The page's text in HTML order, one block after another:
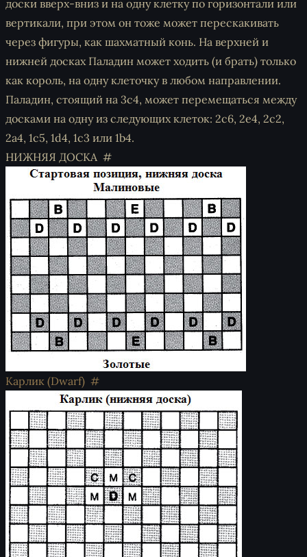
доски вверх-вниз и на одну клетку по горизонтали или
вертикали, при этом он тоже может перескакивать
через фигуры, как шахматный конь. На верхней и
нижней досках Паладин может ходить (и брать) только
как король, на одну клеточку в любом направлении.
Паладин, стоящий на 3c4, может перемещаться между
досками на одну из следующих клеток: 2c6, 2e4, 2c2,
2a4, 1c5, 1d4, 1c3 или 1b4.
НИЖНЯЯ ДОСКА
Карлик (Dwarf)